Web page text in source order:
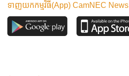
ទាញយកកម្មវិធី(App) CamNEC News